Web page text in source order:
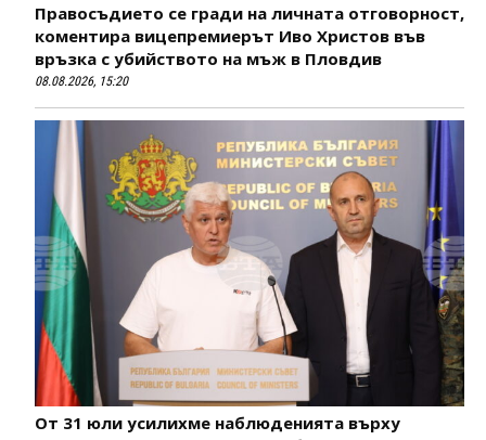
Правосъдието се гради на личната отговорност,
коментира вицепремиерът Иво Христов във
връзка с убийството на мъж в Пловдив
08.08.2026, 15:20
От 31 юли усилихме наблюденията върху